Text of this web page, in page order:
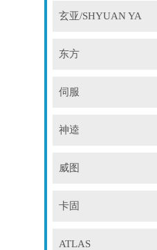
玄亚/SHYUAN YA
东方
伺服
神逵
威图
卡固
ATLAS